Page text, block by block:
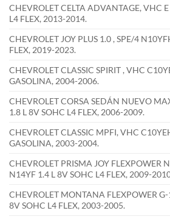
CHEVROLET CELTA ADVANTAGE, VHC
L4 FLEX, 2013-2014.
CHEVROLET JOY PLUS 1.0 , SPE/4
FLEX, 2019-2023.
CHEVROLET CLASSIC SPIRIT , VHC
GASOLINA, 2004-2006.
CHEVROLET CORSA SEDÁN NUEVO
1.8 L 8V SOHC L4 FLEX, 2006-2009.
CHEVROLET CLASSIC MPFI, VHC
GASOLINA, 2003-2004.
CHEVROLET PRISMA JOY FLEXPOWER
N14YF 1.4 L 8V SOHC L4 FLEX, 2009-
CHEVROLET MONTANA FLEXPOWER G-
8V SOHC L4 FLEX, 2003-2005.